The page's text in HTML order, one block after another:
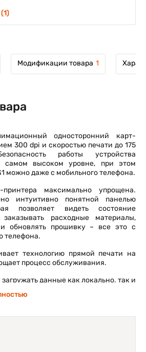
Модификации товара 1
односторонний карт-
300 dpi и скоростью печати до 175
работы устройства
самом высоком уровне, при этом
можно даже с мобильного телефона.
принтера максимально упрощена.
интуитивно понятной панелью
позволяет видеть состояние
расходные материалы,
и обновлять прошивку – все это с
телефона.
технологию прямой печати на
процесс обслуживания.
данные как локально, так и
в том числе персональных данных.
Entrust Datacard